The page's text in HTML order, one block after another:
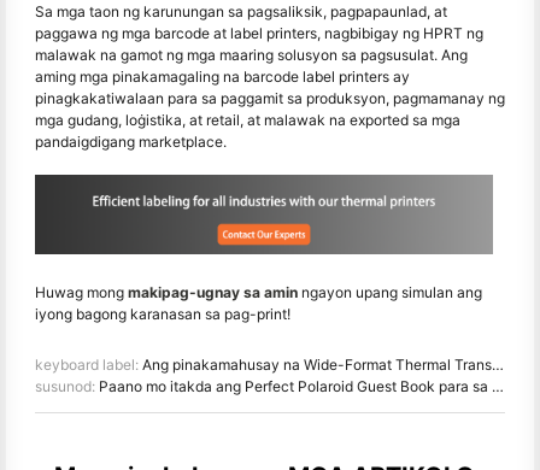
Sa mga taon ng karunungan sa pagsaliksik, pagpapaunlad, at
paggawa ng mga barcode at label printers, nagbibigay ng HPRT ng
malawak na gamot ng mga maaring solusyon sa pagsusulat. Ang
aming mga pinakamagaling na barcode label printers ay
pinagkakatiwalaan para sa paggamit sa produksyon, pagmamanay ng
mga gudang, loġistika, at retail, at malawak na exported sa mga
pandaigdigang marketplace.
Huwag mong makipag-ugnay sa amin ngayon upang simulan ang
iyong bagong karanasan sa pag-print!
keyboard label: Ang pinakamahusay na Wide-Format Thermal Transfer Printer para sa mga Signs at Labels ng Kaligtasan sa Industry ng Kalayaan
susunod: Paano mo itakda ang Perfect Polaroid Guest Book para sa iyong kasal